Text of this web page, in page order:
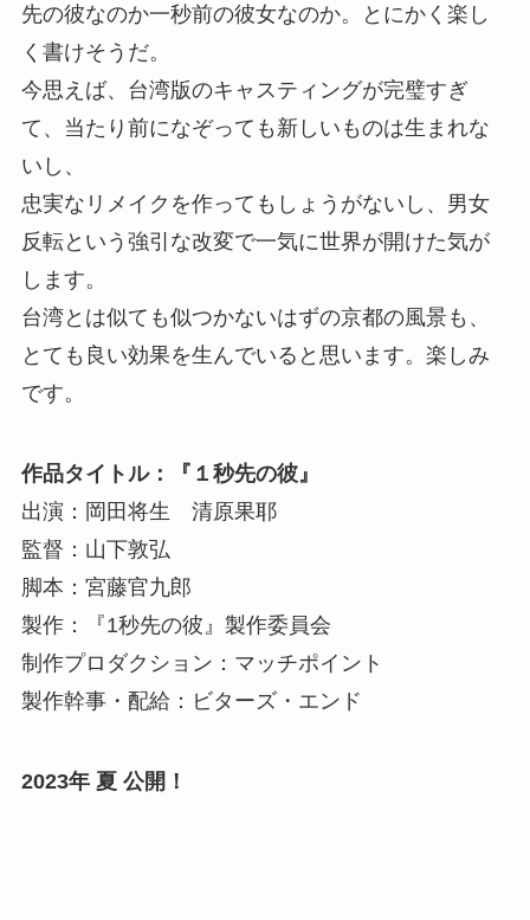
先の彼なのか一秒前の彼女なのか。とにかく楽し
く書けそうだ。
今思えば、台湾版のキャスティングが完璧すぎ
て、当たり前になぞっても新しいものは生まれな
いし、
忠実なリメイクを作ってもしょうがないし、男女
反転という強引な改変で一気に世界が開けた気が
します。
台湾とは似ても似つかないはずの京都の風景も、
とても良い効果を生んでいると思います。楽しみ
です。
作品タイトル：『１秒先の彼』
出演：岡田将生 清原果耶
監督：山下敦弘
脚本：宮藤官九郎
製作：『1秒先の彼』製作委員会
制作プロダクション：マッチポイント
製作幹事・配給：ビターズ・エンド
2023年 夏 公開！